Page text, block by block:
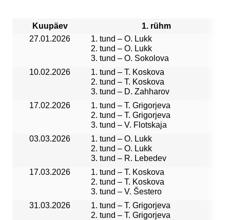
Kuupäev
1. rühm
27.01.2026
1. tund – O. Lukk
2. tund – O. Lukk
3. tund – O. Sokolova
10.02.2026
1. tund – T. Koskova
2. tund – T. Koskova
3. tund – D. Zahharov
17.02.2026
1. tund – T. Grigorjeva
2. tund – T. Grigorjeva
3. tund – V. Flotskaja
03.03.2026
1. tund – O. Lukk
2. tund – O. Lukk
3. tund – R. Lebedev
17.03.2026
1. tund – T. Koskova
2. tund – T. Koskova
3. tund – V. Šestero
31.03.2026
1. tund – T. Grigorjeva
2. tund – T. Grigorjeva